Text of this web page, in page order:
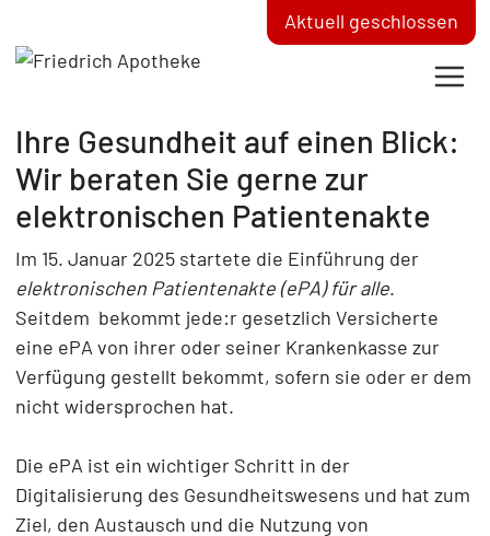
Aktuell geschlossen
Ihre Gesundheit auf einen Blick:
Wir beraten Sie gerne zur
elektronischen Patientenakte
Im 15. Januar 2025 startete die Einführung der
elektronischen Patientenakte (ePA) für alle.
Seitdem bekommt jede:r gesetzlich Versicherte
eine ePA von ihrer oder seiner Krankenkasse zur
Verfügung gestellt bekommt, sofern sie oder er dem
nicht widersprochen hat.
Die ePA ist ein wichtiger Schritt in der
Digitalisierung des Gesundheitswesens und hat zum
Ziel, den Austausch und die Nutzung von